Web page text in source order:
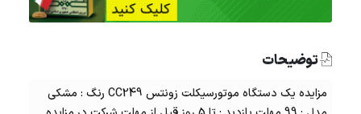
توضیحات
مزایده یک دستگاه موتورسیکلت زونتس CC249 رنگ : مشکی